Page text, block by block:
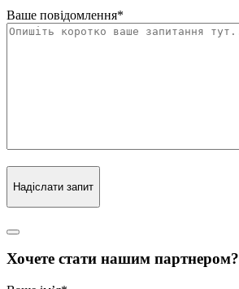
Ваше повідомлення*
Надіслати запит
Хочете стати нашим партнером?